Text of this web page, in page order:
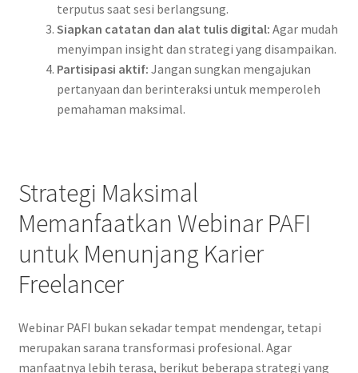
terputus saat sesi berlangsung.
Siapkan catatan dan alat tulis digital: Agar mudah
menyimpan insight dan strategi yang disampaikan.
Partisipasi aktif: Jangan sungkan mengajukan
pertanyaan dan berinteraksi untuk memperoleh
pemahaman maksimal.
Strategi Maksimal
Memanfaatkan Webinar PAFI
untuk Menunjang Karier
Freelancer
Webinar PAFI bukan sekadar tempat mendengar, tetapi
merupakan sarana transformasi profesional. Agar
manfaatnya lebih terasa, berikut beberapa strategi yang